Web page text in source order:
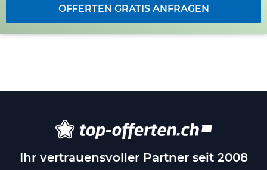
Auftraggeber eine transparente Grundlage für
mögliche Arbeiten im Bereich der Elektroinstallationen.
OFFERTEN GRATIS ANFRAGEN
Ihr vertrauensvoller Partner seit 2008